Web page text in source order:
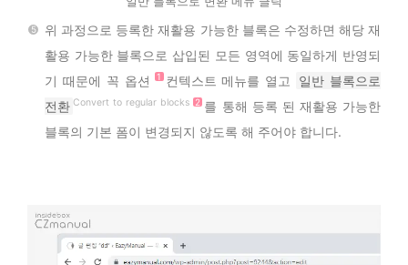
위 과정으로 등록한 재활용 가능한 블록은 수정하면 해당 재
활용 가능한 블록으로 삽입된 모든 영역에 동일하게 반영되
기 때문에 꼭 옵션
컨텍스트 메뉴를 열고
일반 블록으로
전환 Convert to regular blocks
를 통해 등록 된 재활용 가능한
블록의 기본 폼이 변경되지 않도록 해 주어야 합니다.